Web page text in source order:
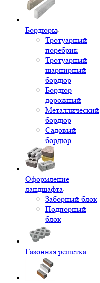
Бордюры
Тротуарный
поребрик
Тротуарный
шарнирный
бордюр
Бордюр
дорожный
Металлический
бордюр
Садовый
бордюр
Оформление
ландшафта
Заборный блок
Подпорный
блок
Газонная решетка